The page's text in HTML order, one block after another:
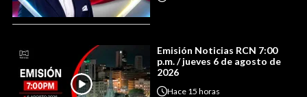
Emisión Noticias RCN 7:00
p.m. / jueves 6 de agosto de
2026
Hace 15 horas